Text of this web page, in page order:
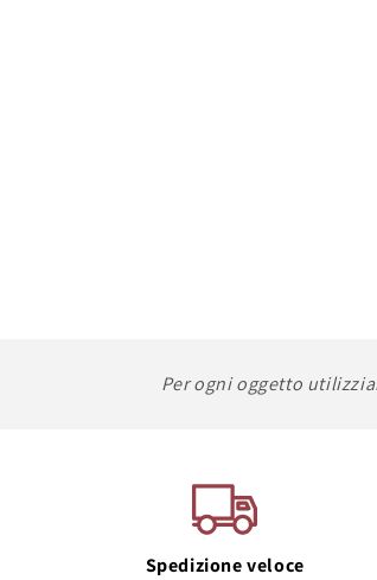
Per ogni oggetto
Spedizione veloce